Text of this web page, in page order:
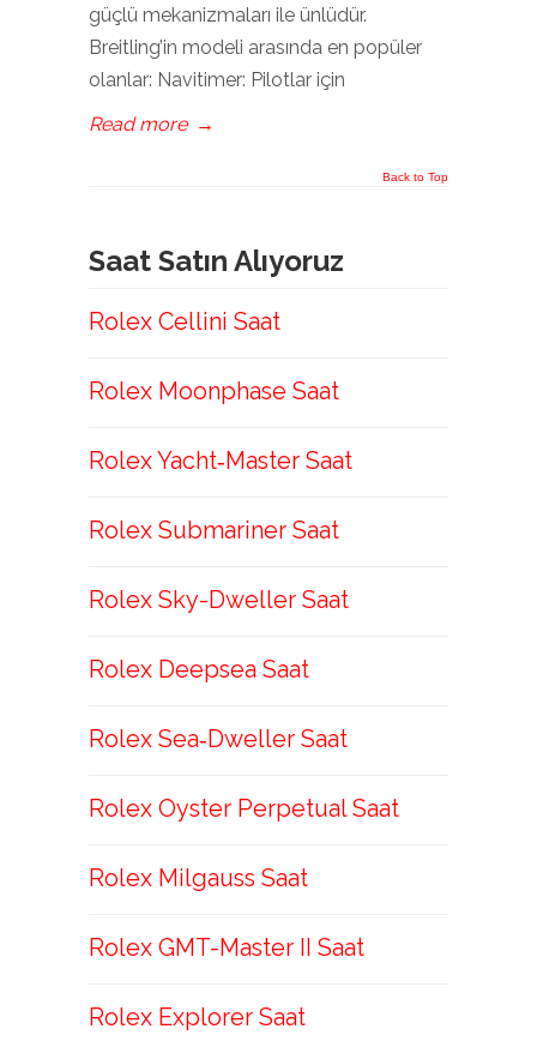
güçlü mekanizmaları ile ünlüdür.
Breitling’in modeli arasında en popüler
olanlar: Navitimer: Pilotlar için
Read more →
Back to Top
Saat Satın Alıyoruz
Rolex Cellini Saat
Rolex Moonphase Saat
Rolex Yacht‑Master Saat
Rolex Submariner Saat
Rolex Sky-Dweller Saat
Rolex Deepsea Saat
Rolex Sea‑Dweller Saat
Rolex Oyster Perpetual Saat
Rolex Milgauss Saat
Rolex GMT-Master II Saat
Rolex Explorer Saat